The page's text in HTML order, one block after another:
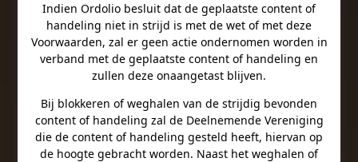
Indien Ordolio besluit dat de geplaatste content of
handeling niet in strijd is met de wet of met deze
Voorwaarden, zal er geen actie ondernomen worden in
verband met de geplaatste content of handeling en
zullen deze onaangetast blijven.
Bij blokkeren of weghalen van de strijdig bevonden
content of handeling zal de Deelnemende Vereniging
die de content of handeling gesteld heeft, hiervan op
de hoogte gebracht worden. Naast het weghalen of